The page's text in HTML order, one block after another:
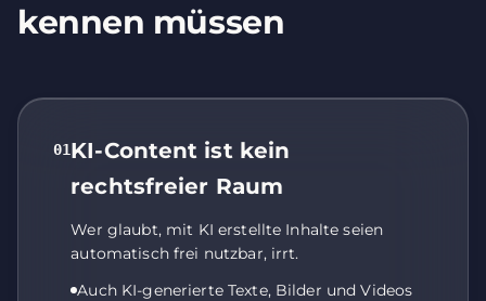
kennen müssen
01KI-Content ist kein
rechtsfreier Raum
Wer glaubt, mit KI erstellte Inhalte seien
automatisch frei nutzbar, irrt.
Auch KI-generierte Texte, Bilder und Videos